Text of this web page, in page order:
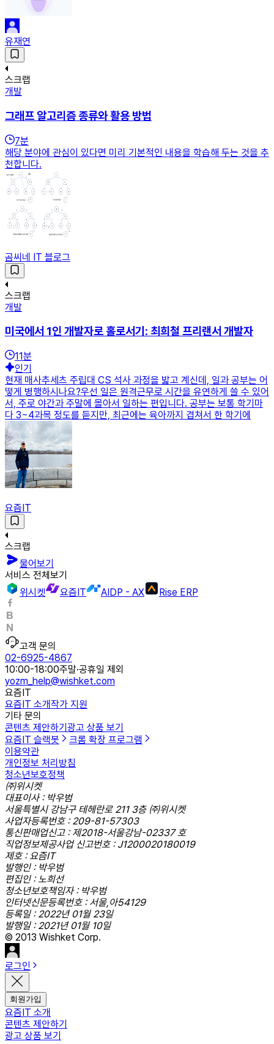
유재연
스크랩
개발
그래프 알고리즘 종류와 활용 방법
7분
해당 분야에 관심이 있다면 미리 기본적인 내용을 학습해 두는 것을 추
천합니다.
곰씨네 IT 블로그
스크랩
개발
미국에서 1인 개발자로 홀로서기: 최희철 프리랜서 개발자
11분
인기
현재 매사추세츠 주립대 CS 석사 과정을 밟고 계신데, 일과 공부는 어
떻게 병행하시나요?우선 일은 원격근무로 시간을 유연하게 쓸 수 있어
서, 주로 야간과 주말에 몰아서 일하는 편입니다. 공부는 보통 학기마
다 3~4과목 정도를 듣지만, 최근에는 육아까지 겹쳐서 한 학기에
요즘IT
스크랩
물어보기
서비스 전체보기
위시켓
요즘IT AIDP - AX Rise ERP
고객 문의
02-6925-4867
10:00-18:00주말·공휴일 제외
yozm_help@wishket.com
요즘IT
요즘IT 소개작가 지원
기타 문의
콘텐츠 제안하기 광고 상품 보기
요즘IT 슬랙봇
크롬 확장 프로그램
이용약관
개인정보 처리방침
청소년보호정책
㈜위시켓
대표이사 : 박우범
서울특별시 강남구 테헤란로 211 3층 ㈜위시켓
사업자등록번호 : 209-81-57303
통신판매업신고 : 제2018-서울강남-02337 호
직업정보제공사업 신고번호 : J1200020180019
제호 : 요즘IT
발행인 : 박우범
편집인 : 노희선
청소년보호책임자 : 박우범
인터넷신문등록번호 : 서울,아54129
등록일 : 2022년 01월 23일
발행일 : 2021년 01월 10일
© 2013 Wishket Corp.
로그인
회원가입
요즘IT 소개
콘텐츠 제안하기
광고 상품 보기